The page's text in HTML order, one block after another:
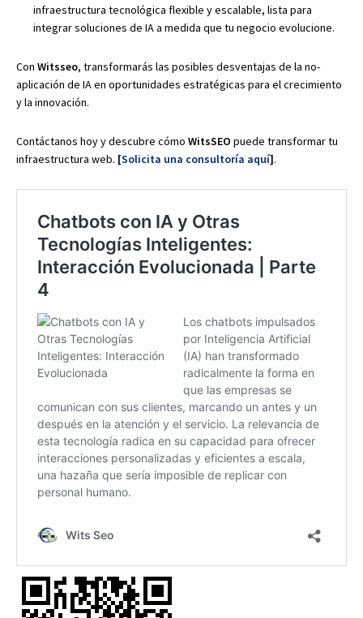
infraestructura tecnológica flexible y escalable, lista para
integrar soluciones de IA a medida que tu negocio evolucione.
Con Witsseo, transformarás las posibles desventajas de la no-
aplicación de IA en oportunidades estratégicas para el crecimiento
y la innovación.
Contáctanos hoy y descubre cómo WitsSEO puede transformar tu
infraestructura web. [Solicita una consultoría aquí].